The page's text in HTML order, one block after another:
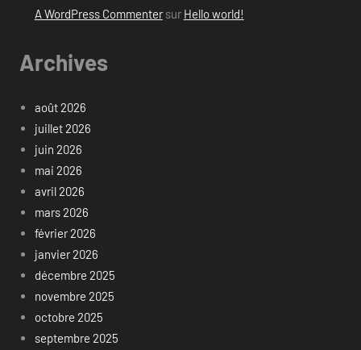
A WordPress Commentersur Hello world!
Archives
août 2026
juillet 2026
juin 2026
mai 2026
avril 2026
mars 2026
février 2026
janvier 2026
décembre 2025
novembre 2025
octobre 2025
septembre 2025